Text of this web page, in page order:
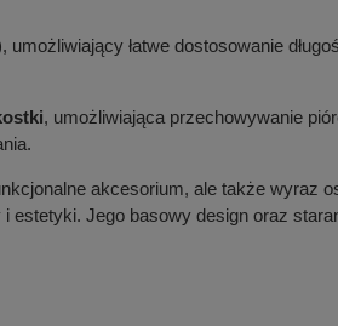
umożliwiający łatwe dostosowanie
, umożliwiająca przechowywanie
akcesorium, ale także wyraz
estetyki. Jego basowy design oraz